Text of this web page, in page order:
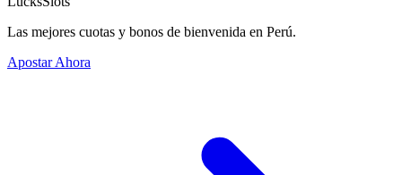
Las mejores cuotas y bonos de bienvenida en Perú.
Apostar Ahora